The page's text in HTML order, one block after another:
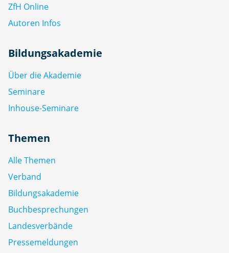
ZfH Online
Autoren Infos
Bildungsakademie
Über die Akademie
Seminare
Inhouse-Seminare
Themen
Alle Themen
Verband
Bildungsakademie
Buchbesprechungen
Landesverbände
Pressemeldungen